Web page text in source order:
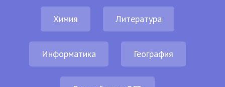
Химия Литература
Информатика География